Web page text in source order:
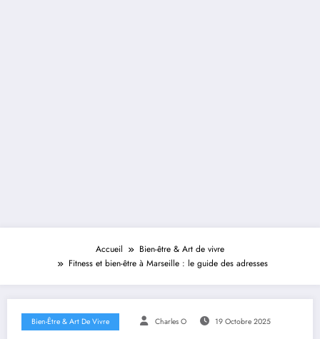
Accueil
Bien-être & Art de vivre
Fitness et bien-être à Marseille : le guide des adresses
Bien-Être & Art De Vivre Charles O 19 Octobre 2025